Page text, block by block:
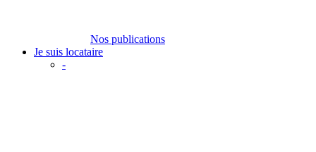
Nos publications
Je suis locataire
-